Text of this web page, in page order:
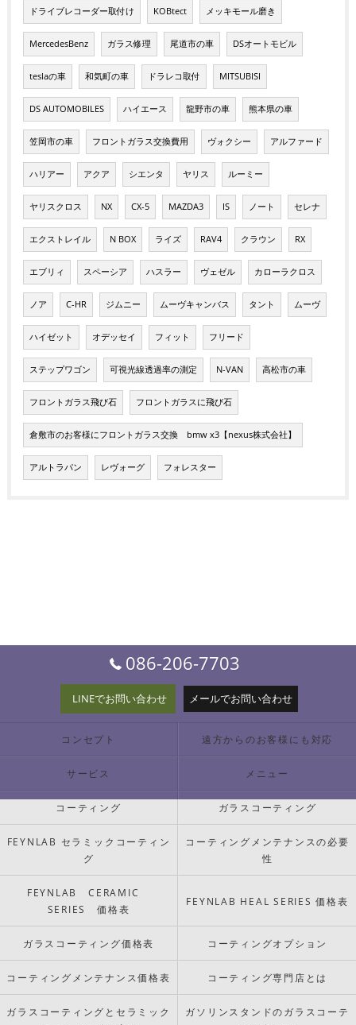
ドライブレコーダー取付け KOBtect メッキモール磨き
MercedesBenz ガラス修理 尾道市の車 DSオートモビル
teslaの車 和気町の車 ドラレコ取付 MITSUBISI
DS AUTOMOBILES ハイエース 龍野市の車 熊本県の車
笠岡市の車 フロントガラス交換費用 ヴォクシー アルファード
ハリアー アクア シエンタ ヤリス ルーミー
ヤリスクロス NX CX-5 MAZDA3 IS ノート セレナ
エクストレイル N BOX ライズ RAV4 クラウン RX
エブリィ スペーシア ハスラー ヴェゼル カローラクロス
ノア C-HR ジムニー ムーヴキャンバス タント ムーヴ
ハイゼット オデッセイ フィット フリード
ステップワゴン 可視光線透過率の測定 N-VAN 高松市の車
フロントガラス飛び石 フロントガラスに飛び石
倉敷市のお客様にフロントガラス交換 bmw x3【nexus株式会社】
アルトラパン レヴォーグ フォレスター
086-206-7703
LINEでお問い合わせ メールでお問い合わせ
コンセプト 遠方からのお客様にも対応
サービス メニュー
コーティング ガラスコーティング
FEYNLAB セラミックコーティン
グ
コーティングメンテナンスの必要
性
FEYNLAB CERAMIC
SERIES 価格表
FEYNLAB HEAL SERIES 価格表
ガラスコーティング価格表 コーティングオプション
コーティングメンテナンス価格表 コーティング専門店とは
ガラスコーティングとセラミック
ガソリンスタンドのガラスコーテ